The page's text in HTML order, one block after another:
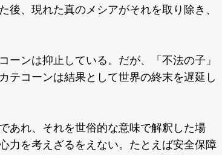
、現れた真のメシアがそれを取り除き、
ンは抑止している。だが、「不法の子」
テコーンは結果として世界の終末を遅延し
あれ、それを世俗的な意味で解釈した場
力を考えざるをえない。たとえば安全保障